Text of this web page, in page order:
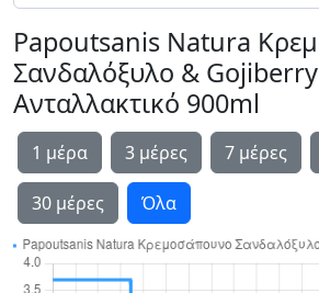
Papoutsanis Natura
Σανδαλόξυλο & Gojiberry
Ανταλλακτικό 900ml
1 μέρα 3 μέρες 7 μέρες
30 μέρες Όλα